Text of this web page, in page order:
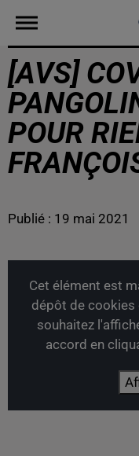
[AVS]
POUR
Publié : 19 mai 2021
Cet élément est
dépôt de cookies
souhaitez
accord en